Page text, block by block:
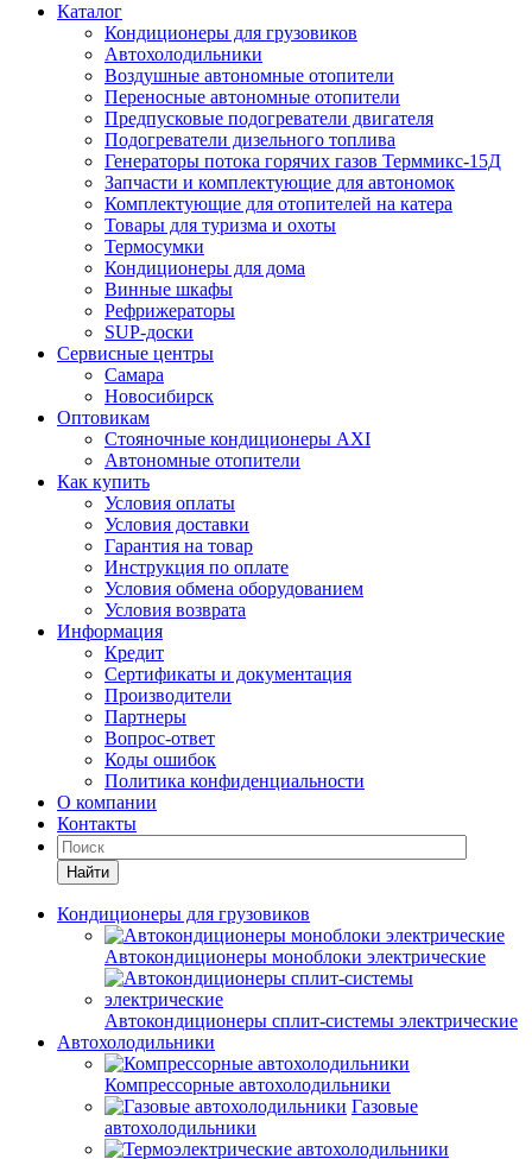
Каталог
Кондиционеры для грузовиков
Автохолодильники
Воздушные автономные отопители
Переносные автономные отопители
Предпусковые подогреватели двигателя
Подогреватели дизельного топлива
Генераторы потока горячих газов Терммикс-15Д
Запчасти и комплектующие для автономок
Комплектующие для отопителей на катера
Товары для туризма и охоты
Термосумки
Кондиционеры для дома
Винные шкафы
Рефрижераторы
SUP-доски
Сервисные центры
Самара
Новосибирск
Оптовикам
Стояночные кондиционеры AXI
Автономные отопители
Как купить
Условия оплаты
Условия доставки
Гарантия на товар
Инструкция по оплате
Условия обмена оборудованием
Условия возврата
Информация
Кредит
Сертификаты и документация
Производители
Партнеры
Вопрос-ответ
Коды ошибок
Политика конфиденциальности
О компании
Контакты
Найти
Кондиционеры для грузовиков
Автокондиционеры моноблоки электрические
Автокондиционеры сплит-системы электрические
Автохолодильники
Компрессорные автохолодильники
Газовые
автохолодильники